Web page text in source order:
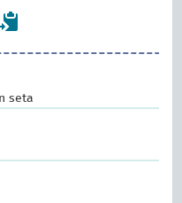
seta